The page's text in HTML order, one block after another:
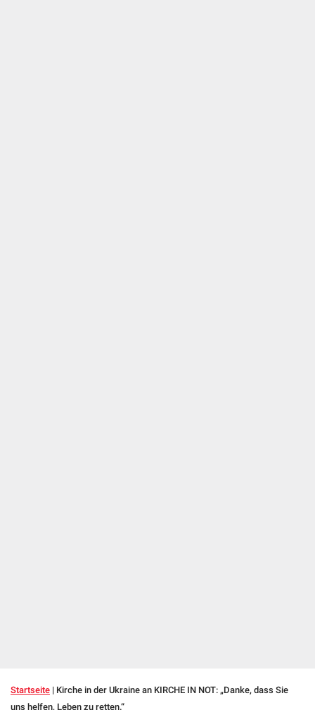
Startseite | Kirche in der Ukraine an KIRCHE IN NOT: „Danke, dass Sie
uns helfen, Leben zu retten.“